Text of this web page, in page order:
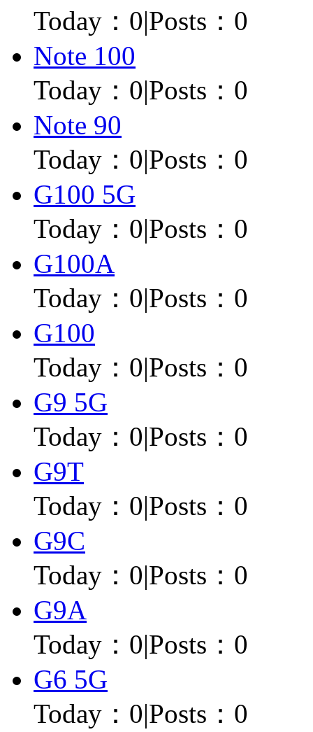
Today： 0|Posts：0
Note 100
Today： 0|Posts：0
Note 90
Today： 0|Posts：0
G100 5G
Today： 0|Posts：0
G100A
Today： 0|Posts：0
G100
Today： 0|Posts：0
G9 5G
Today： 0|Posts：0
G9T
Today： 0|Posts：0
G9C
Today： 0|Posts：0
G9A
Today： 0|Posts：0
G6 5G
Today： 0|Posts：0